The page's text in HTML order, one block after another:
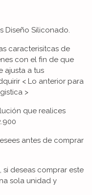
Diseño Siliconado.
caracterisitcas de
con el fin de que
ajusta a tus
< Lo anterior para
>
que realices
antes de comprar
si deseas comprar este
sola unidad y